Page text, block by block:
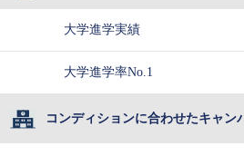
大学進学実績
大学進学率No.1
コンディションに合わせたキャン